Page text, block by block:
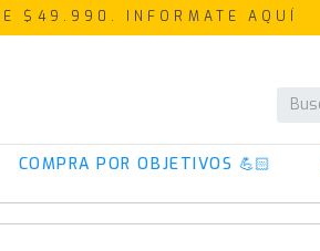
$49.990. INFORMATE AQUÍ
Buscar
COMPRA POR OBJETIVOS 💪🏻
BUSCADOS